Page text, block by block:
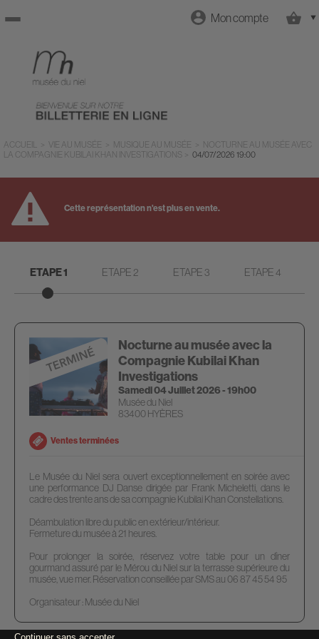
au site
Mon compte
ACCUEIL > VIE AU MUSÉE > MUSIQUE AU MUSÉE >
NOCTURNE AU MUSÉE AVEC
LA COMPAGNIE KUBILAI KHAN INVESTIGATIONS > 04/07/2026 19:00
Cette représentation n'est plus en vente.
ETAPE 1 ETAPE 2 ETAPE 3 ETAPE 4
Nocturne au musée avec la
Compagnie Kubilai Khan
Investigations
Samedi 04 Juillet 2026 - 19h00
Musée du Niel
83400 HYÈRES
Ventes terminées
Le Musée du Niel sera ouvert exceptionnellement en soirée avec
une performance DJ Danse dirigée par Frank Micheletti, dans le
cadre des trente ans de sa compagnie Kubilai Khan Constellations.
Déambulation libre du public en extérieur/intérieur.
Fermeture du musée à 21 heures.
Pour prolonger la soirée, réservez votre table pour un dîner
gourmand assuré par le Mérou du Niel sur la terrasse supérieure du
musée, vue mer. Réservation conseillée par SMS au 06 87 45 54 95
Organisateur : Musée du Niel